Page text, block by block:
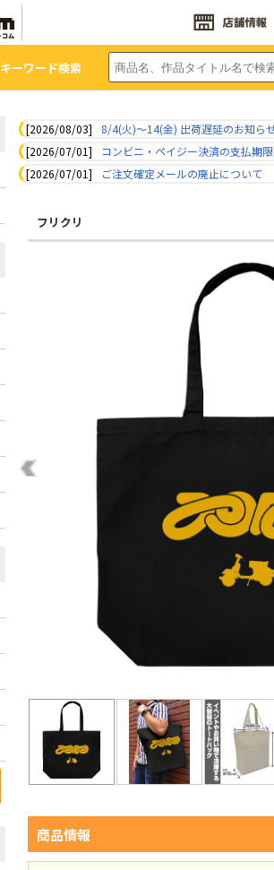
キーワード検索
[2026/08/03]
8/4(火)～14(金) 出荷遅延のお知ら
[2026/07/01]
コンビニ・ペイジー決済の支払期
[2026/07/01]
ご注文確定メールの廃止について
フリクリ
商品情報